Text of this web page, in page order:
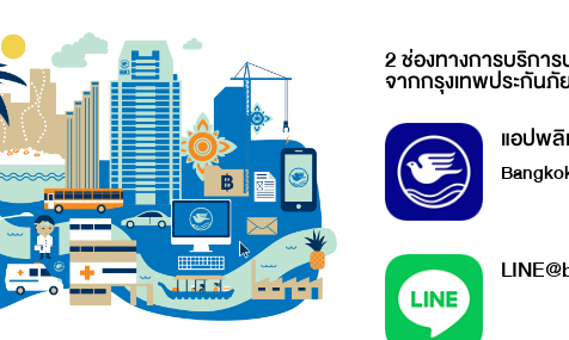
2 ช่องทางการบริกา
จากกรุงเทพประกันภั
แอปพลิ